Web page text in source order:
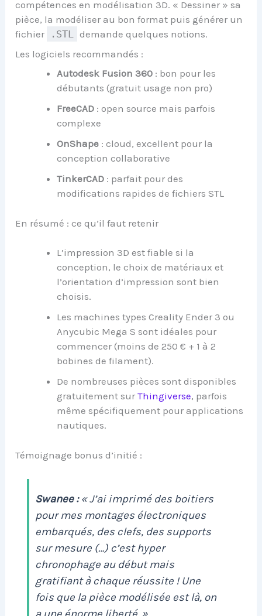
compétences en modélisation 3D. « Dessiner » sa
pièce, la modéliser au bon format puis générer un
fichier
.STL demande quelques notions.
Les logiciels recommandés :
Autodesk Fusion 360 : bon pour les
débutants (gratuit usage non pro)
FreeCAD : open source mais parfois
complexe
OnShape : cloud, excellent pour la
conception collaborative
TinkerCAD : parfait pour des
modifications rapides de fichiers STL
En résumé : ce qu’il faut retenir
L’impression 3D est fiable si la
conception, le choix de matériaux et
l’orientation d’impression sont bien
choisis.
Les machines types Creality Ender 3 ou
Anycubic Mega S sont idéales pour
commencer (moins de 250 € + 1 à 2
bobines de filament).
De nombreuses pièces sont disponibles
gratuitement surThingiverse, parfois
même spécifiquement pour applications
nautiques.
Témoignage bonus d’initié :
Swanee :« J’ai imprimé des boitiers
pour mes montages électroniques
embarqués, des clefs, des supports
sur mesure (…) c’est hyper
chronophage au début mais
gratifiant à chaque réussite ! Une
fois que la pièce modélisée est là, on